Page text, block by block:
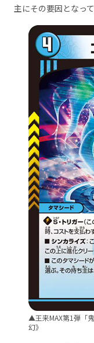
主にその要因となって
▲王来MAX第1弾「
幻》